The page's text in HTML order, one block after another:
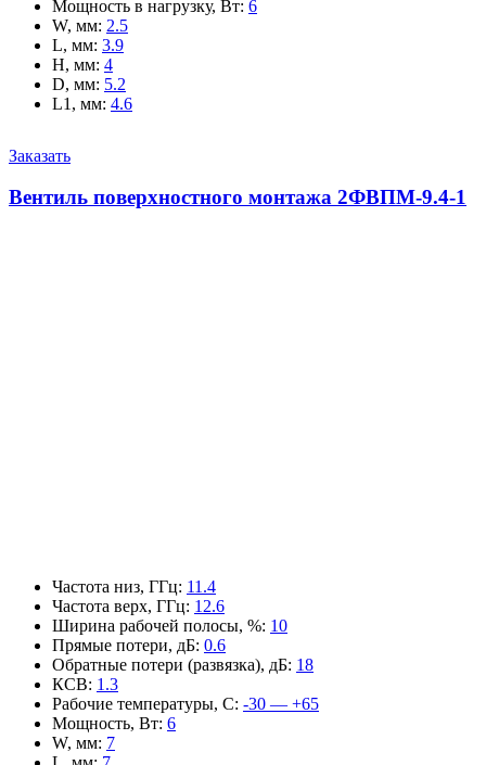
Мощность в нагрузку, Вт: 6
W, мм: 2.5
L, мм: 3.9
H, мм: 4
D, мм: 5.2
L1, мм: 4.6
Заказать
Вентиль поверхностного монтажа 2ФВПМ-9.4-1
Частота низ, ГГц: 11.4
Частота верх, ГГц: 12.6
Ширина рабочей полосы, %: 10
Прямые потери, дБ: 0.6
Обратные потери (развязка), дБ: 18
КСВ: 1.3
Рабочие температуры, С: -30 — +65
Мощность, Вт: 6
W, мм: 7